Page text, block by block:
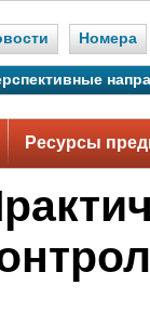
Номера
Ресурсы